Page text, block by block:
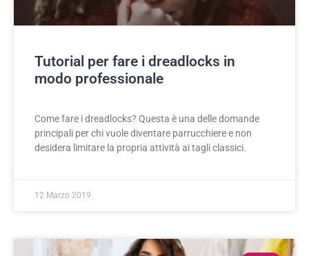
Tutorial per fare i dreadlocks in
modo professionale
Come fare i dreadlocks? Questa è una delle domande
principali per chi vuole diventare parrucchiere e non
desidera limitare la propria attività ai tagli classici.
12 Marzo 2019